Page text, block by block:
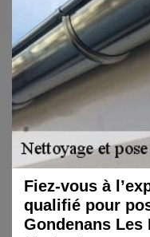
Fiez-vous à
qualifié pour
Gondenans Les